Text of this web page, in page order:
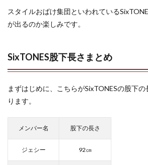
スタイルおばけ集団といわれている
が出るのか楽しみです。
SixTONES股下長さまとめ
まずはじめに、こちらがSixTONESの股下
ります。
メンバー名 股下の長さ
ジェシー 92㎝